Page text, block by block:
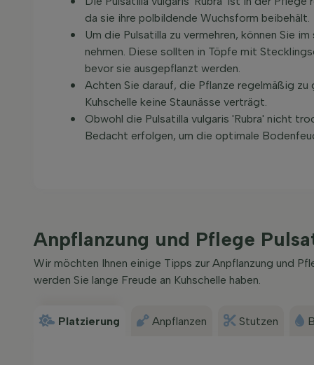
da sie ihre polbildende Wuchsform beibehält.
Um die Pulsatilla zu vermehren, können Sie
nehmen. Diese sollten in Töpfe mit
bevor sie ausgepflanzt werden.
Achten Sie darauf, die Pflanze regelmäßig
Kuhschelle keine Staunässe verträgt.
Obwohl die Pulsatilla vulgaris 'Rubra' nicht
Bedacht erfolgen, um die optimale
Anpflanzung und Pflege
Wir möchten Ihnen einige Tipps zur Anpflanzung und
werden Sie lange Freude an Kuhschelle haben.
Platzierung Anpflanzen Stutzen